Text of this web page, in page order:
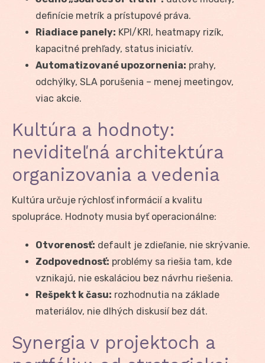
definície metrík a prístupové práva.
Riadiace panely: KPI/KRI, heatmapy rizík,
kapacitné prehľady, status iniciatív.
Automatizované upozornenia: prahy,
odchýlky, SLA porušenia – menej meetingov,
viac akcie.
Kultúra a hodnoty:
neviditeľná architektúra
organizovania a vedenia
Kultúra určuje rýchlosť informácií a kvalitu
spolupráce. Hodnoty musia byť operacionálne:
Otvorenosť: default je zdieľanie, nie skrývanie.
Zodpovednosť: problémy sa riešia tam, kde
vznikajú, nie eskaláciou bez návrhu riešenia.
Rešpekt k času: rozhodnutia na základe
materiálov, nie dlhých diskusií bez dát.
Synergia v projektoch a